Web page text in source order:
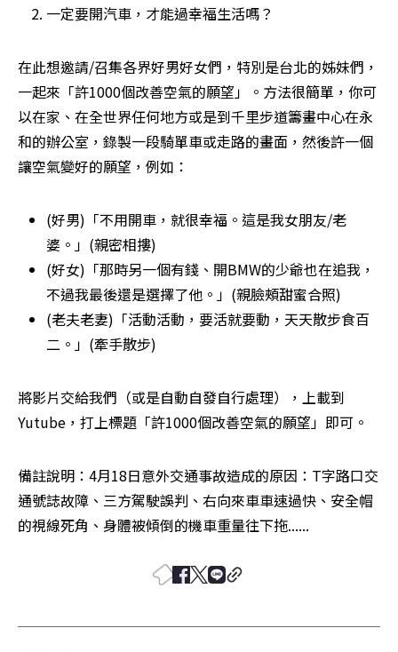
一定要開汽車，才能過幸福生活嗎？
在此想邀請/召集各界好男好女們，特別是台北的姊妹們，
一起來「許1000個改善空氣的願望」。方法很簡單，你可
以在家、在全世界任何地方或是到千里步道籌畫中心在永
和的辦公室，錄製一段騎單車或走路的畫面，然後許一個
讓空氣變好的願望，例如：
(好男)「不用開車，就很幸福。這是我女朋友/老
婆。」(親密相摟)
(好女)「那時另一個有錢、開BMW的少爺也在追我，
不過我最後還是選擇了他。」(親臉頰甜蜜合照)
(老夫老妻)「活動活動，要活就要動，天天散步食百
二。」(牽手散步)
將影片交給我們（或是自動自發自行處理），上載到
Yutube，打上標題「許1000個改善空氣的願望」即可。
備註說明：4月18日意外交通事故造成的原因：T字路口交
通號誌故障、三方駕駛誤判、右向來車車速過快、安全帽
的視線死角、身體被傾倒的機車重量往下拖......